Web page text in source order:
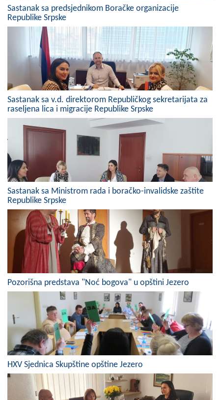
SKUPŠTINA
Statut Opštine
Skupštinsko vijeće opštine jezero
Sastav Skupštine
Službeni Glasnici
OPŠTINSKA UPRAVA
INFO
Vijesti
Aktivnosti
Javni pozivi
Obavještenja
Zaštita od požara
COVID 19
Geoistraživanja
FINANSIJE
PRIVREDA
Poljoprivreda
Turizam
Sport
Sastanak sa predsjednikom Boračke organizacije
Republike Srpske
Sastanak sa v.d. direktorom Republičkog sekretarijata za
raseljena lica i migracije Republike Srpske
Sastanak sa Ministrom rada i boračko-invalidske zaštite
Republike Srpske
Pozorišna predstava "Noć bogova" u opštini Jezero
HXV Sjednica Skupštine opštine Jezero